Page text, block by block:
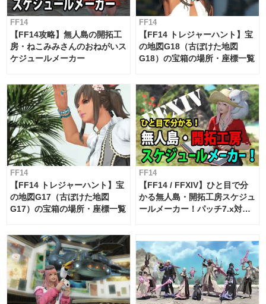
FF14
【FF14攻略】無人島の開拓工
房・ねこみみさんのおねがいス
ケジュールメーカー
FF14
【FF14 トレジャーハント】宝
の地図G18（古ぼけた地図
G18）の宝箱の場所・座標一覧
FF14
【FF14 トレジャーハント】宝
の地図G17（古ぼけた地図
G17）の宝箱の場所・座標一覧
FF14
【FF14 / FFXIV】ひと目で分
かる無人島・開拓工房スケジュ
ールメーカー！パッチ7.x対応